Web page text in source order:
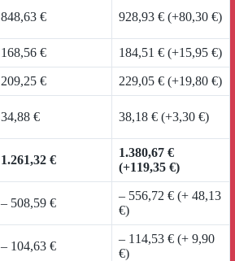
848,63 € 928,93 € (+80,30 €)
168,56 € 184,51 € (+15,95 €)
209,25 € 229,05 € (+19,80 €)
34,88 € 38,18 € (+3,30 €)
1.261,32 €
1.380,67 €
(+119,35 €)
– 508,59 €
– 556,72 € (+ 48,13
€)
– 104,63 €
– 114,53 € (+ 9,90
€)